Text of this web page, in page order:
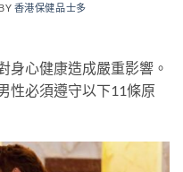
BY 香港保健品士多
身心健康造成嚴重影響。
性必須遵守以下11條原